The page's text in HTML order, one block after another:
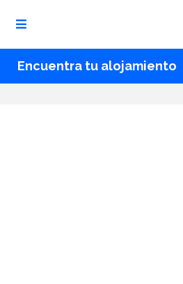
Encuentra tu alojamiento